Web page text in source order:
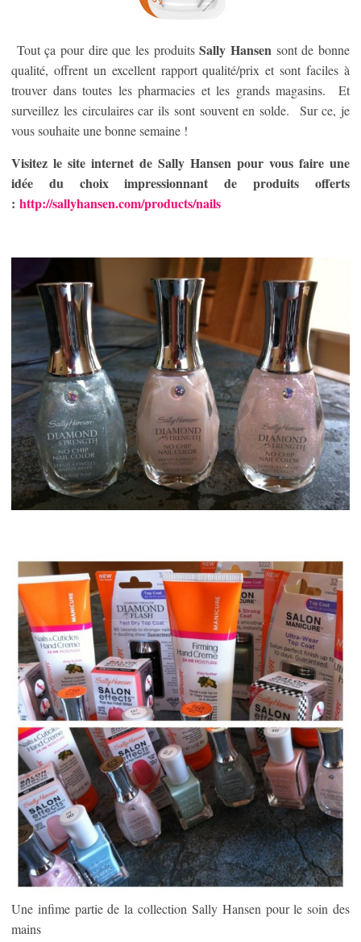
Tout ça pour dire que les produitsSally Hansen sont de bonne
qualité, offrent un excellent rapport qualité/prix et sont faciles à
trouver dans toutes les pharmacies et les grands magasins. Et
surveillez les circulaires car ils sont souvent en solde. Sur ce, je
vous souhaite une bonne semaine !
Visitez le site internet de Sally Hansen pour vous faire une
idée du choix impressionnant de produits offerts
: http://sallyhansen.com/products/nails
Une infime partie de la collection Sally Hansen pour le soin des
mains